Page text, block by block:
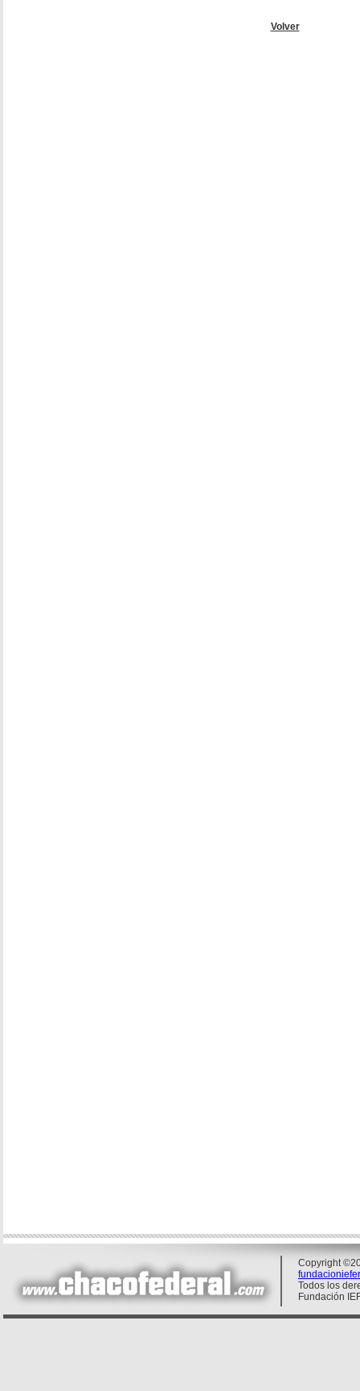
Volver
Copyright
Todos los
Fundación